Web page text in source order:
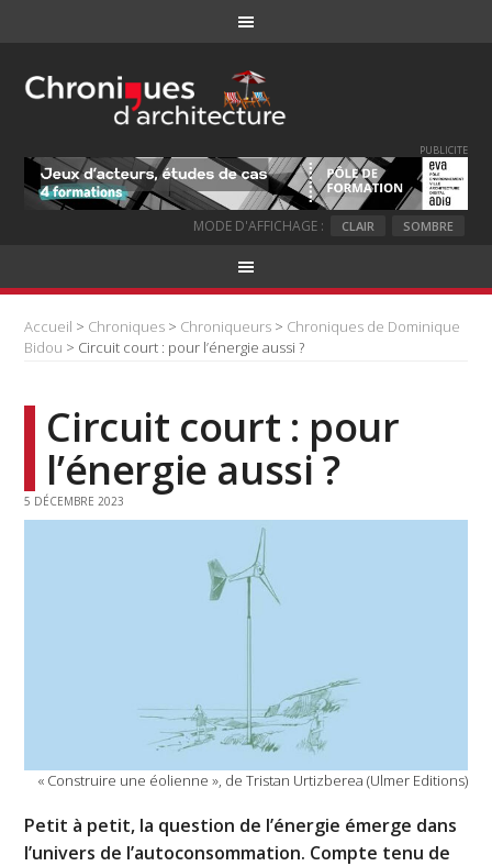
PUBLICITE
MODE D'AFFICHAGE : CLAIR SOMBRE
Accueil > Chroniques > Chroniqueurs > Chroniques de Dominique
Bidou > Circuit court : pour l’énergie aussi ?
Circuit court : pour
l’énergie aussi ?
5 DÉCEMBRE 2023
« Construire une éolienne », de Tristan Urtizberea (Ulmer Editions)
Petit à petit, la question de l’énergie émerge dans
l’univers de l’autoconsommation. Compte tenu de